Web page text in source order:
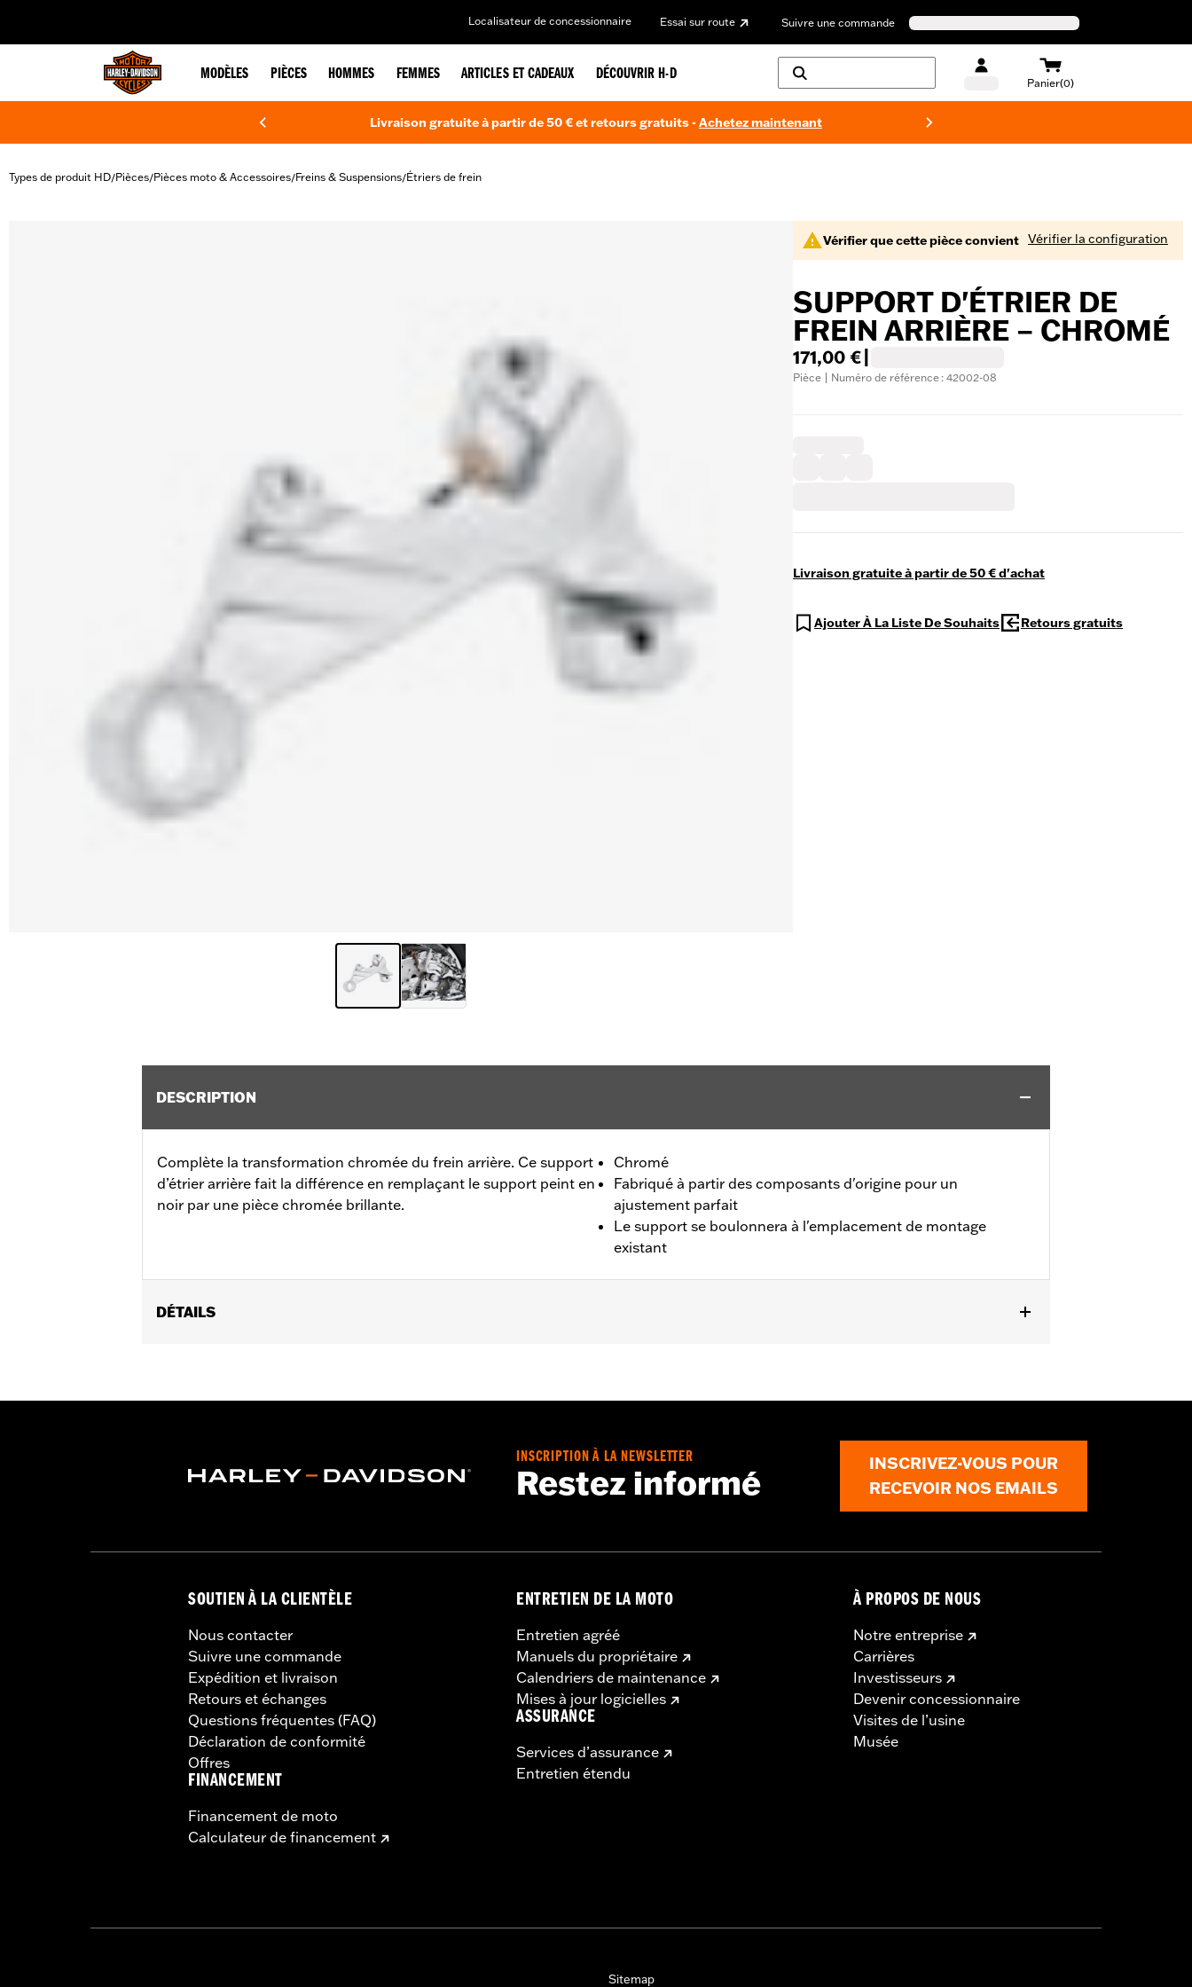
Localisateur de concessionnaire Essai sur route Suivre une commande
MODÈLES PIÈCES HOMMES FEMMES ARTICLES ET CADEAUX DÉCOUVRIR H-D
Panier(0)
Livraison gratuite à partir de 50 € et retours gratuits -Achetez maintenant
Types de produit HD/Pièces/Pièces moto & Accessoires/Freins & Suspensions/Étriers de frein
Vérifier que cette pièce convient Vérifier la configuration
SUPPORT D'ÉTRIER DE
FREIN ARRIÈRE – CHROMÉ
171,00 €
Pièce | Numéro de référence : 42002-08
Livraison gratuite à partir de 50 € d'achat
Ajouter À La Liste De Souhaits Retours gratuits
DESCRIPTION
Complète la transformation chromée du frein arrière. Ce support
d’étrier arrière fait la différence en remplaçant le support peint en
noir par une pièce chromée brillante.
Chromé
Fabriqué à partir des composants d'origine pour un
ajustement parfait
Le support se boulonnera à l'emplacement de montage
existant
DÉTAILS
Position sur la moto:Arrière
INSCRIPTION À LA NEWSLETTER
Restez informé
INSCRIVEZ-VOUS POUR
RECEVOIR NOS EMAILS
SOUTIEN À LA CLIENTÈLE
Nous contacter
Suivre une commande
Expédition et livraison
Retours et échanges
Questions fréquentes (FAQ)
Déclaration de conformité
Offres
FINANCEMENT
Financement de moto
Calculateur de financement
ENTRETIEN DE LA MOTO
Entretien agréé
Manuels du propriétaire
Calendriers de maintenance
Mises à jour logicielles
ASSURANCE
Services d’assurance
Entretien étendu
À PROPOS DE NOUS
Notre entreprise
Carrières
Investisseurs
Devenir concessionnaire
Visites de l’usine
Musée
Sitemap